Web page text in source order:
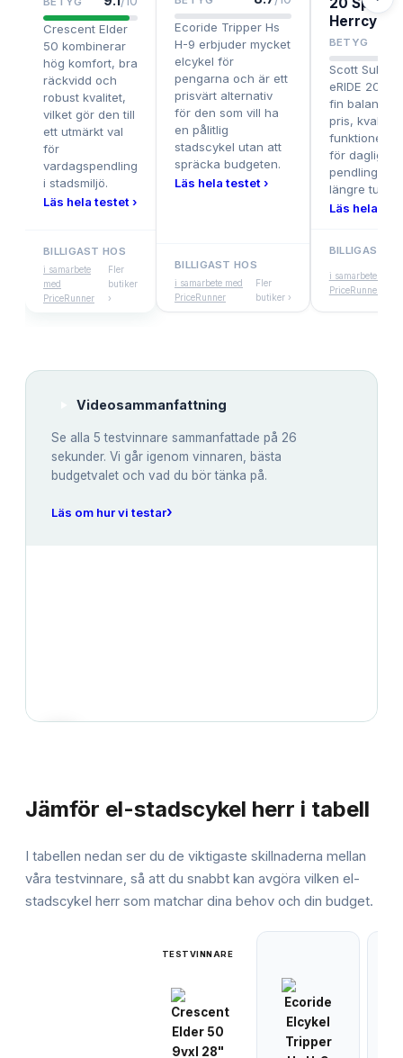
Crescent Elder
50 kombinerar
hög komfort, bra
räckvidd och
robust kvalitet,
vilket gör den till
ett utmärkt val
för
vardagspendling
i stadsmiljö.
Läs hela testet ›
BILLIGAST HOS
i samarbete
med
PriceRunner
Fler
butiker
›
Ecoride Tripper Hs
H-9 erbjuder mycket
elcykel för
pengarna och är ett
prisvärt alternativ
för den som vill ha
en pålitlig
stadscykel utan att
spräcka budgeten.
Läs hela testet ›
BILLIGAST HOS
i samarbete med
PriceRunner
Fler
butiker ›
Herrcykel
BETYG
Scott Sub
eRIDE 20
fin balans
pris, kvalitet
funktioner,
för daglig
pendling och
längre turer.
Läs hela
BILLIGAST
i samarbete med
PriceRunner
Videosammanfattning
Se alla 5 testvinnare sammanfattade på 26
sekunder. Vi går igenom vinnaren, bästa
budgetvalet och vad du bör tänka på.
Läs om hur vi testar›
Jämför el-stadscykel herr i tabell
I tabellen nedan ser du de viktigaste skillnaderna mellan
våra testvinnare, så att du snabbt kan avgöra vilken el-
stadscykel herr som matchar dina behov och din budget.
TESTVINNARE